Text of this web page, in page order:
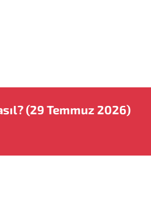
(29 Temmuz 2026)